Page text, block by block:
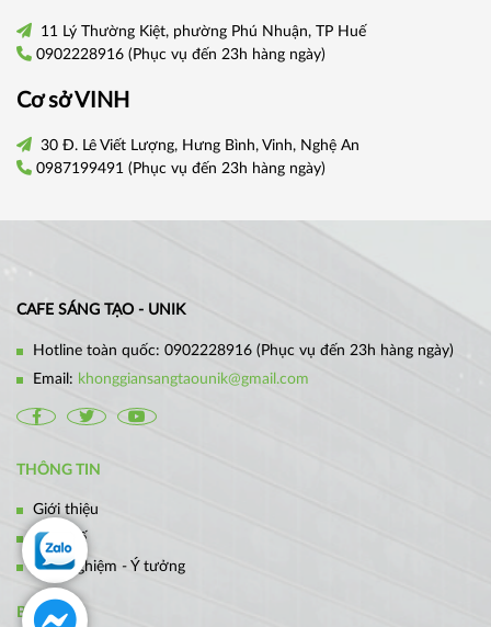
11 Lý Thường Kiệt, phường Phú Nhuận, TP Huế
0902228916(Phục vụ đến 23h hàng ngày)
Cơ sở VINH
30 Đ. Lê Viết Lượng, Hưng Bình, Vinh, Nghệ An
0987199491(Phục vụ đến 23h hàng ngày)
CAFE SÁNG TẠO - UNIK
Hotline toàn quốc: 0902228916 (Phục vụ đến 23h hàng ngày)
Email: khonggiansangtaounik@gmail.com
THÔNG TIN
Giới thiệu
Thiết kế
Kinh nghiệm - Ý tưởng
BẢN ĐỒ